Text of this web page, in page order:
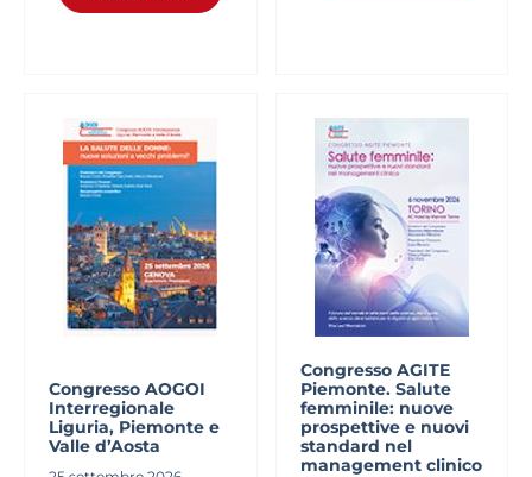
Congresso AOGOI
Interregionale
Liguria, Piemonte e
Valle d’Aosta
Congresso AGITE
Piemonte. Salute
femminile: nuove
prospettive e nuovi
standard nel
management clinico